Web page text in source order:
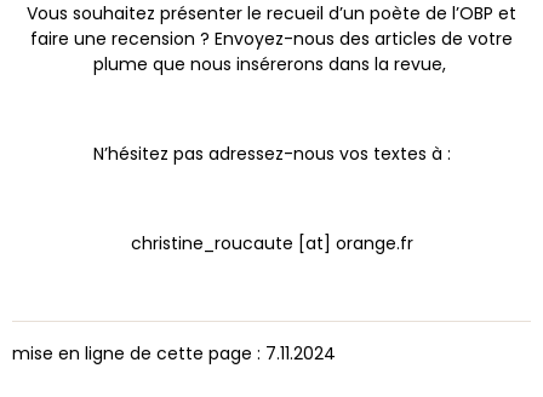
Vous souhaitez présenter le recueil d’un poète de l’OBP et
faire une recension ? Envoyez-nous des articles de votre
plume que nous insérerons dans la revue,
N’hésitez pas adressez-nous vos textes à :
christine_roucaute [at] orange.fr
mise en ligne de cette page : 7.11.2024